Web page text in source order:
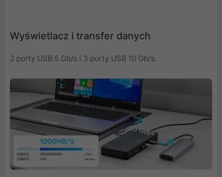
Wyświetlacz i transfer danych
2 porty USB 5 Gb/s i 3 porty USB 10 Gb/s.